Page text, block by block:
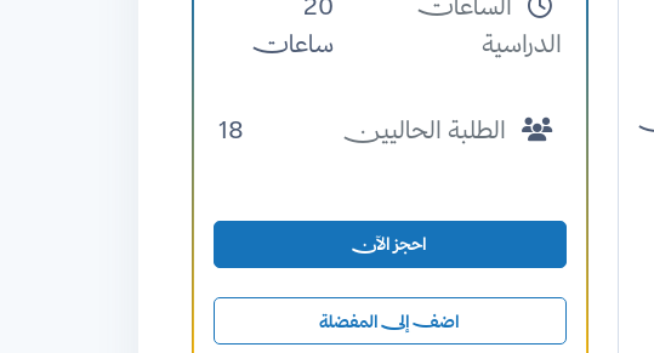
الدراسية
ساعات
الطلبة الحاليين 18
احجز الآن
اضف إلى المفضلة